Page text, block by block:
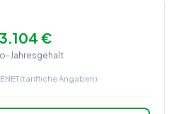
€
Jahresgehalt
(tarifliche Angaben)